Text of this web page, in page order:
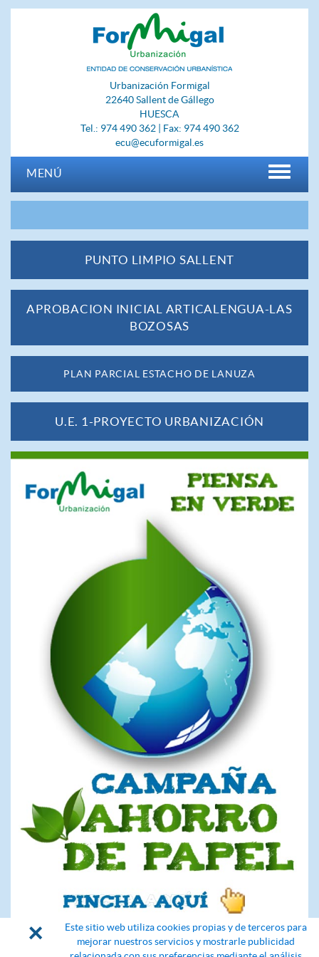
Urbanización Formigal
22640 Sallent de Gállego
HUESCA
Tel.: 974 490 362 | Fax: 974 490 362
ecu@ecuformigal.es
MENÚ
PUNTO LIMPIO SALLENT
APROBACION INICIAL ARTICALENGUA-LAS
BOZOSAS
PLAN PARCIAL ESTACHO DE LANUZA
U.E. 1-PROYECTO URBANIZACIÓN
×
Este sitio web utiliza cookies propias y de terceros para
mejorar nuestros servicios y mostrarle publicidad